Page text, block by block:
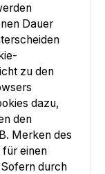
Dauer
zu den
dazu,
den
Merken des
einen
durch